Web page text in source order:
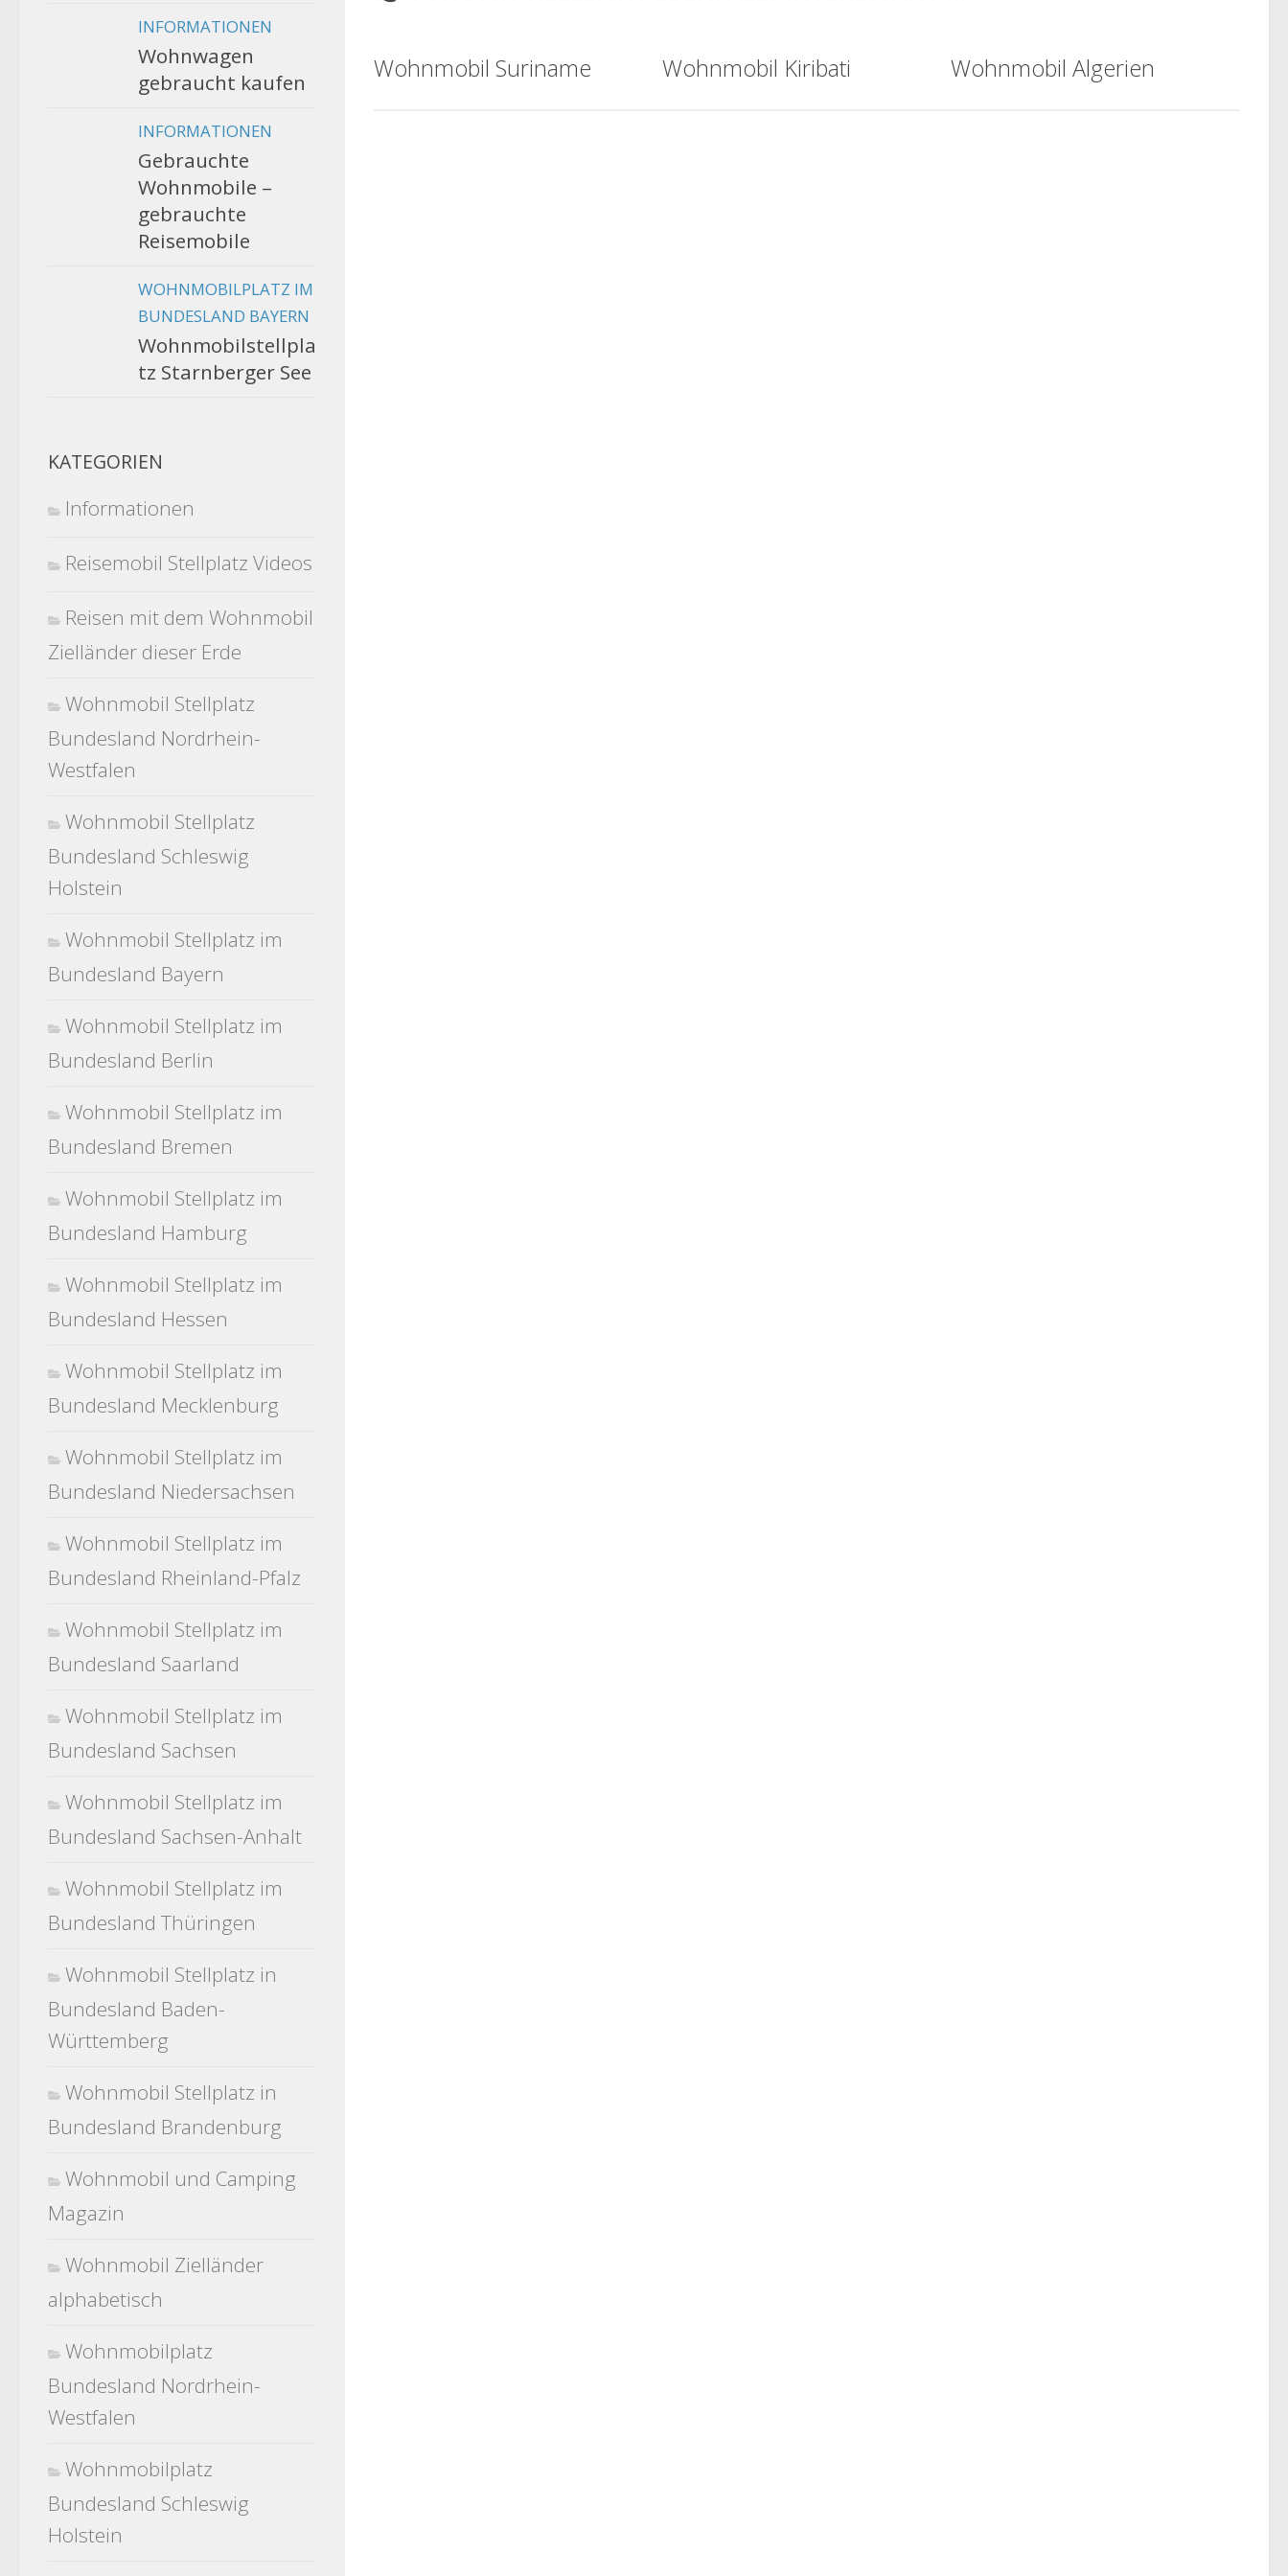
Wohnmobil Suriname Wohnmobil Kiribati Wohnmobil Algerien
INFORMATIONEN
Wohnwagen
gebraucht kaufen
INFORMATIONEN
Gebrauchte
Wohnmobile –
gebrauchte
Reisemobile
WOHNMOBILPLATZ IM
BUNDESLAND BAYERN
Wohnmobilstellpla
tz Starnberger See
KATEGORIEN
Informationen
Reisemobil Stellplatz Videos
Reisen mit dem Wohnmobil
Zielländer dieser Erde
Wohnmobil Stellplatz
Bundesland Nordrhein-
Westfalen
Wohnmobil Stellplatz
Bundesland Schleswig
Holstein
Wohnmobil Stellplatz im
Bundesland Bayern
Wohnmobil Stellplatz im
Bundesland Berlin
Wohnmobil Stellplatz im
Bundesland Bremen
Wohnmobil Stellplatz im
Bundesland Hamburg
Wohnmobil Stellplatz im
Bundesland Hessen
Wohnmobil Stellplatz im
Bundesland Mecklenburg
Wohnmobil Stellplatz im
Bundesland Niedersachsen
Wohnmobil Stellplatz im
Bundesland Rheinland-Pfalz
Wohnmobil Stellplatz im
Bundesland Saarland
Wohnmobil Stellplatz im
Bundesland Sachsen
Wohnmobil Stellplatz im
Bundesland Sachsen-Anhalt
Wohnmobil Stellplatz im
Bundesland Thüringen
Wohnmobil Stellplatz in
Bundesland Baden-
Württemberg
Wohnmobil Stellplatz in
Bundesland Brandenburg
Wohnmobil und Camping
Magazin
Wohnmobil Zielländer
alphabetisch
Wohnmobilplatz
Bundesland Nordrhein-
Westfalen
Wohnmobilplatz
Bundesland Schleswig
Holstein